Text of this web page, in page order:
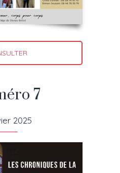
7
2025